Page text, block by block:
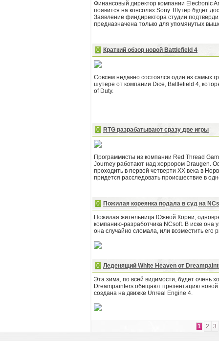
Финансовый директор компании Electronic
появится на консолях Sony. Шутер будет
Заявление финдиректора студии
предназначена только для упомянутых
0 Краткий обзор новой Battlefield 4
Совсем недавно состоялся один из самых
шутере от компании Dice, Battlefield 4,
of Duty.
0 RTG разрабатывают сразу две игры
Программисты из компании Red Thread
Journey работают над хоррором Draugen.
проходить в первой четверти XX века в
придется расследовать происшествие в
0
Пожилая кореянка подала в суд на
Пожилая жительница Южной Кореи,
компанию-разработчика NCsoft. В иске она
она случайно сломала, или возместить его
0 Леденящий White Heaven от
Эта зима, по всей видимости, будет очень
Dreampainters обещают презентацию
создана на движке Unreal Engine 4.
1 2 3